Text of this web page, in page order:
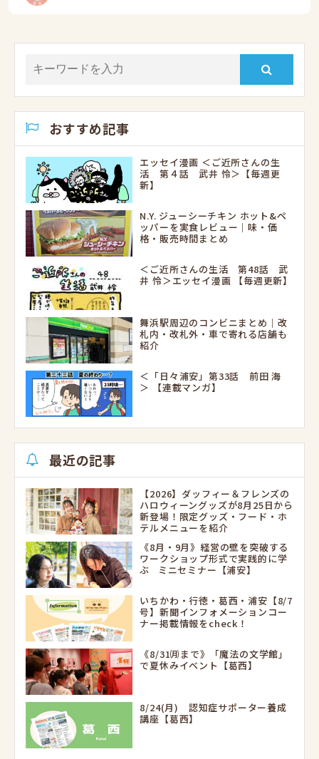
おすすめ記事
エッセイ漫画 ＜ご近所さんの生
活 第４話 武井 怜＞【毎週更
新】
N.Y. ジューシーチキン ホット&ペ
ッパーを実食レビュー｜味・価
格・販売時間まとめ
＜ご近所さんの生活 第48話 武
井 怜＞エッセイ漫画 【毎週更新】
舞浜駅周辺のコンビニまとめ｜改
札内・改札外・車で寄れる店舗も
紹介
＜「日々浦安」第33話 前田 海
＞ 【連載マンガ】
最近の記事
【2026】ダッフィー＆フレンズの
ハロウィーングッズが8月25日から
新登場！限定グッズ・フード・ホ
テルメニューを紹介
《8月・9月》経営の壁を突破する
ワークショップ形式で実践的に学
ぶ ミニセミナー【浦安】
いちかわ・行徳・葛西・浦安【8/7
号】新聞インフォメーションコー
ナー掲載情報をcheck！
《8/31㈪まで》「魔法の文学館」
で夏休みイベント【葛西】
8/24(月) 認知症サポーター養成
講座【葛西】